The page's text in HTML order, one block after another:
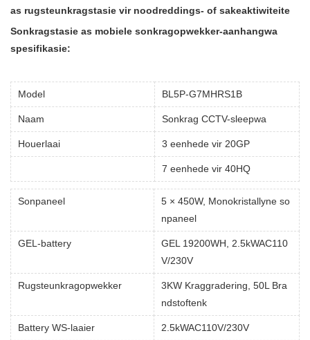
as rugsteunkragstasie vir noodreddings- of sakeaktiwiteite
Sonkragstasie as mobiele sonkragopwekker-aanhangwa
spesifikasie:
Model BL5P-G7MHRS1B
Naam Sonkrag CCTV-sleepwa
Houerlaai 3 eenhede vir 20GP
7 eenhede vir 40HQ
Sonpaneel
5 × 450W, Monokristallyne so
npaneel
GEL-battery
GEL 19200WH, 2.5kWAC110
V/230V
Rugsteunkragopwekker
3KW Kraggradering, 50L Bra
ndstoftenk
Battery WS-laaier 2.5kWAC110V/230V